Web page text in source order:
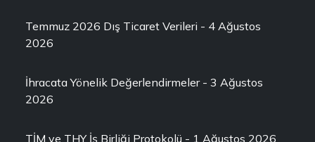
Temmuz 2026 Dış Ticaret Verileri - 4 Ağustos
2026
İhracata Yönelik Değerlendirmeler - 3 Ağustos
2026
TİM ve THY İş Birliği Protokolü - 1 Ağustos 2026